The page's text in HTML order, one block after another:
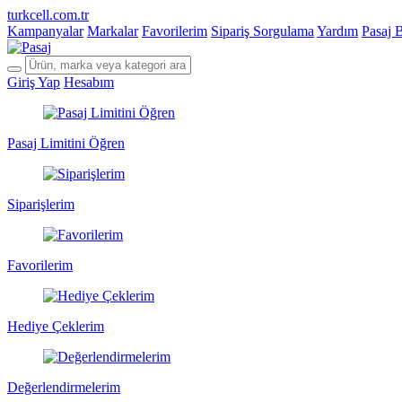
turkcell.com.tr
Kampanyalar Markalar Favorilerim Sipariş Sorgulama Yardım Pasaj
Giriş Yap Hesabım
Pasaj Limitini Öğren
Siparişlerim
Favorilerim
Hediye Çeklerim
Değerlendirmelerim